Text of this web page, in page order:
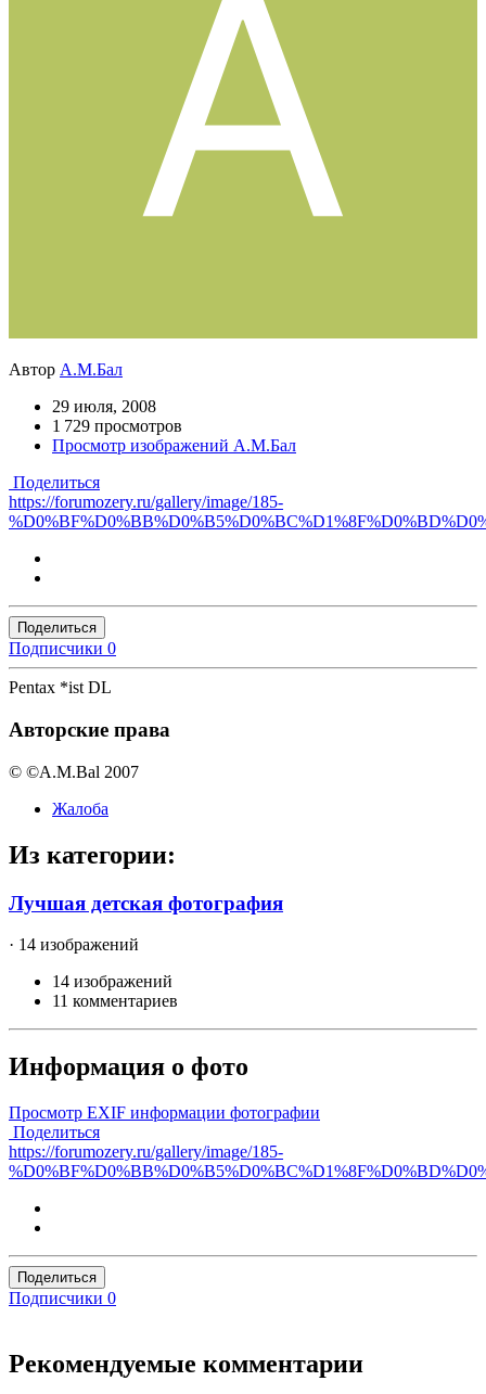
Автор А.М.Бал
29 июля, 2008
1 729 просмотров
Просмотр изображений А.М.Бал
Поделиться
https://forumozery.ru/gallery/image/185-
Поделиться
Подписчики 0
Pentax *ist DL
Авторские права
© ©A.M.Bal 2007
Жалоба
Из категории:
Лучшая детская фотография
· 14 изображений
14 изображений
11 комментариев
Информация о фото
Просмотр EXIF информации фотографии
Поделиться
https://forumozery.ru/gallery/image/185-
Поделиться
Подписчики 0
Рекомендуемые комментарии